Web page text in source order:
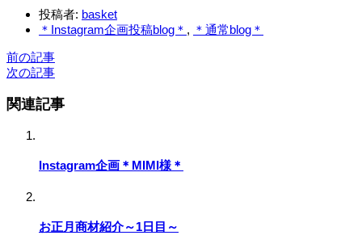
投稿者: basket
＊Instagram企画投稿blog＊ , ＊通常blog＊
前の記事
次の記事
関連記事
Instagram企画＊MIMI様＊
お正月商材紹介～1日目～